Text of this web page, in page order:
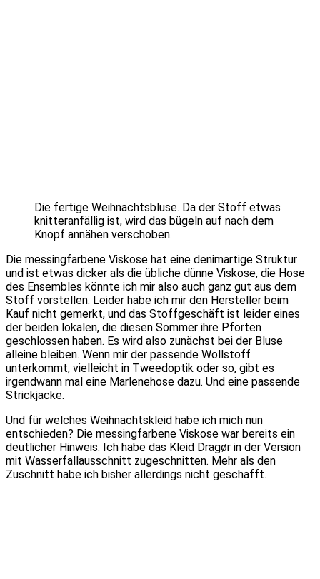
Die fertige Weihnachtsbluse. Da der Stoff etwas
knitteranfällig ist, wird das bügeln auf nach dem
Knopf annähen verschoben.
Die messingfarbene Viskose hat eine denimartige Struktur
und ist etwas dicker als die übliche dünne Viskose, die Hose
des Ensembles könnte ich mir also auch ganz gut aus dem
Stoff vorstellen. Leider habe ich mir den Hersteller beim
Kauf nicht gemerkt, und das Stoffgeschäft ist leider eines
der beiden lokalen, die diesen Sommer ihre Pforten
geschlossen haben. Es wird also zunächst bei der Bluse
alleine bleiben. Wenn mir der passende Wollstoff
unterkommt, vielleicht in Tweedoptik oder so, gibt es
irgendwann mal eine Marlenehose dazu. Und eine passende
Strickjacke.
Und für welches Weihnachtskleid habe ich mich nun
entschieden? Die messingfarbene Viskose war bereits ein
deutlicher Hinweis. Ich habe das Kleid Dragør in der Version
mit Wasserfallausschnitt zugeschnitten. Mehr als den
Zuschnitt habe ich bisher allerdings nicht geschafft.